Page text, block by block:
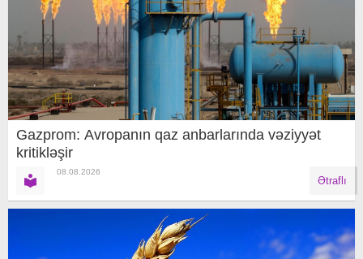
Gazprom: Avropanın qaz anbarlarında vəziyyət
kritikləşir
08.08.2026
Ətraflı